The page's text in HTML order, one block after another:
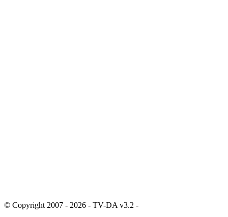
© Copyright 2007 - 2026 - TV-DA v3.2 -